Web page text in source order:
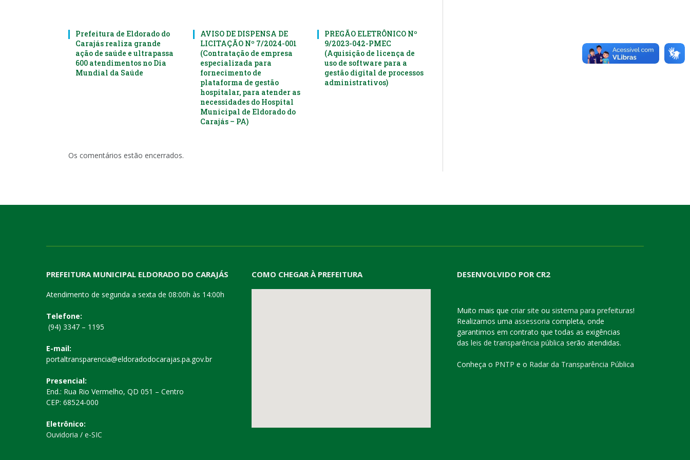
Prefeitura de Eldorado do
Carajás realiza grande
ação de saúde e ultrapassa
600 atendimentos no Dia
Mundial da Saúde
AVISO DE DISPENSA DE
LICITAÇÃO Nº 7/2024-001
(Contratação de empresa
especializada para
fornecimento de
plataforma de gestão
hospitalar, para atender as
necessidades do Hospital
Municipal de Eldorado do
Carajás – PA)
PREGÃO ELETRÔNICO Nº
9/2023-042-PMEC
(Aquisição de licença de
uso de software para a
gestão digital de processos
administrativos)
Os comentários estão encerrados.
PREFEITURA MUNICIPAL ELDORADO DO CARAJÁS
Atendimento de segunda a sexta de 08:00h às 14:00h
Telefone:
(94) 3347 – 1195
E-mail:
portaltransparencia@eldoradodocarajas.pa.gov.br
Presencial:
End.: Rua Rio Vermelho, QD 051 – Centro
CEP: 68524-000
Eletrônico:
Ouvidoria / e-SIC
COMO CHEGAR À PREFEITURA DESENVOLVIDO POR CR2
Muito mais que criar site ou sistema para prefeituras!
Realizamos uma assessoria completa, onde
garantimos em contrato que todas as exigências
das leis de transparência pública serão atendidas.
Conheça o PNTP e o Radar da Transparência Pública